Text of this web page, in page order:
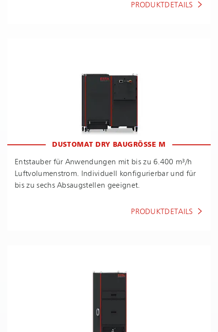
PRODUKTDETAILS
DUSTOMAT DRY BAUGRÖSSE M
Entstauber für Anwendungen mit bis zu 6.400 m³/h
Luft­vo­lu­men­strom. Individuell konfigurierbar und für
bis zu sechs Absaugstellen geeignet.
PRODUKTDETAILS